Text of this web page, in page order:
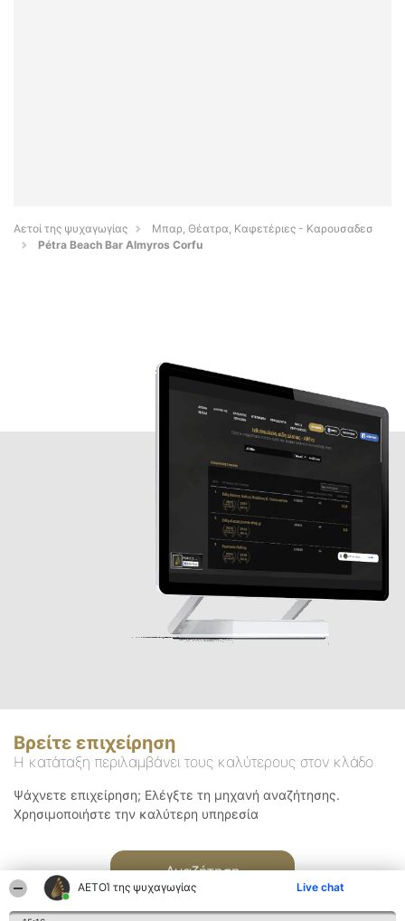
ΑΕΤΟΊ της ψυχαγωγίας Live chat
Αετοί της ψυχαγωγίας
Μπαρ, Θέατρα, Καφετέριες - Καρουσαδεσ
Pétra Beach Bar Almyros Corfu
Βρείτε επιχείρηση
Η κατάταξη περιλαμβάνει τους καλύτερους στον κλάδο
Ψάχνετε επιχείρηση; Ελέγξτε τη μηχανή αναζήτησης.
Χρησιμοποιήστε την καλύτερη υπηρεσία
Αναζήτηση